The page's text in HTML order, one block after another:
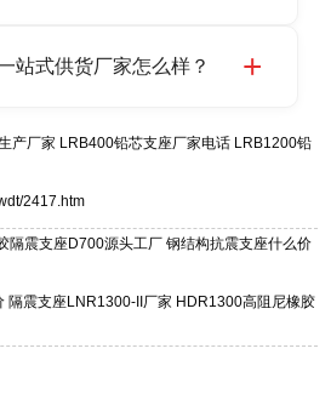
隔震工程，实体工厂现货充足，
，地址：衡水高新
站式供货厂家怎么样？
，拥有多年行业生产经验，国标
HDR/FPS 全系列支座，资
，提供选型、深化、供货、安
，厂址衡水高新区北方工业基地
产厂家 LRB400铅芯支座厂家电话 LRB1200铅
2417.htm
隔震支座D700源头工厂 钢结构抗震支座什么价
隔震支座LNR1300-II厂家 HDR1300高阻尼橡胶